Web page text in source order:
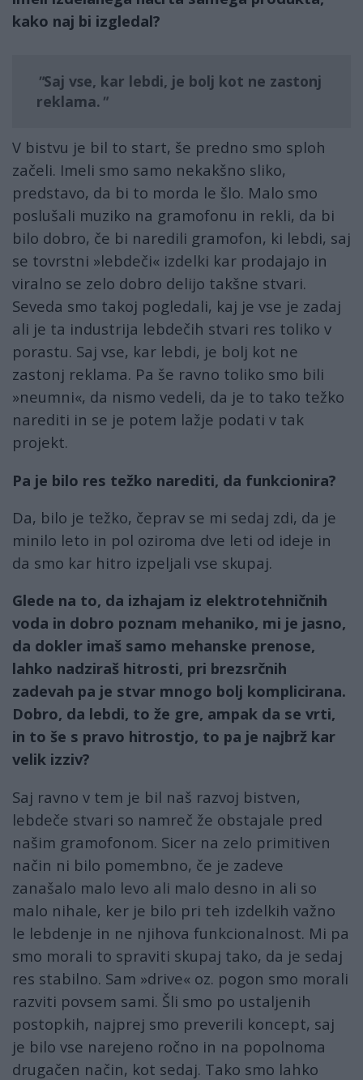
kako naj bi izgledal?
Saj vse, kar lebdi, je bolj kot ne zastonj
reklama.
V bistvu je bil to start, še predno smo sploh
začeli. Imeli smo samo nekakšno sliko,
predstavo, da bi to morda le šlo. Malo smo
poslušali muziko na gramofonu in rekli, da bi
bilo dobro, če bi naredili gramofon, ki lebdi, saj
se tovrstni »lebdeči« izdelki kar prodajajo in
viralno se zelo dobro delijo takšne stvari.
Seveda smo takoj pogledali, kaj je vse je zadaj
ali je ta industrija lebdečih stvari res toliko v
porastu. Saj vse, kar lebdi, je bolj kot ne
zastonj reklama. Pa še ravno toliko smo bili
»neumni«, da nismo vedeli, da je to tako težko
narediti in se je potem lažje podati v tak
projekt.
Pa je bilo res težko narediti, da funkcionira?
Da, bilo je težko, čeprav se mi sedaj zdi, da je
minilo leto in pol oziroma dve leti od ideje in
da smo kar hitro izpeljali vse skupaj.
Glede na to, da izhajam iz elektrotehničnih
voda in dobro poznam mehaniko, mi je jasno,
da dokler imaš samo mehanske prenose,
lahko nadziraš hitrosti, pri brezsrčnih
zadevah pa je stvar mnogo bolj komplicirana.
Dobro, da lebdi, to že gre, ampak da se vrti,
in to še s pravo hitrostjo, to pa je najbrž kar
velik izziv?
Saj ravno v tem je bil naš razvoj bistven,
lebdeče stvari so namreč že obstajale pred
našim gramofonom. Sicer na zelo primitiven
način ni bilo pomembno, če je zadeve
zanašalo malo levo ali malo desno in ali so
malo nihale, ker je bilo pri teh izdelkih važno
le lebdenje in ne njihova funkcionalnost. Mi pa
smo morali to spraviti skupaj tako, da je sedaj
res stabilno. Sam »drive« oz. pogon smo morali
razviti povsem sami. Šli smo po ustaljenih
postopkih, najprej smo preverili koncept, saj
je bilo vse narejeno ročno in na popolnoma
drugačen način, kot sedaj. Tako smo lahko